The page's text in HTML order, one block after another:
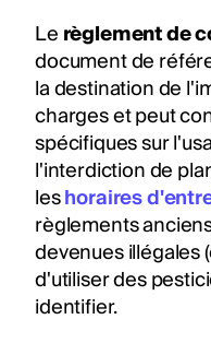
Lerèglement de
document de
la destination de
charges et peut
spécifiques sur
l'interdiction de
leshoraires
règlements
devenues illégales
d'utiliser des
identifier.